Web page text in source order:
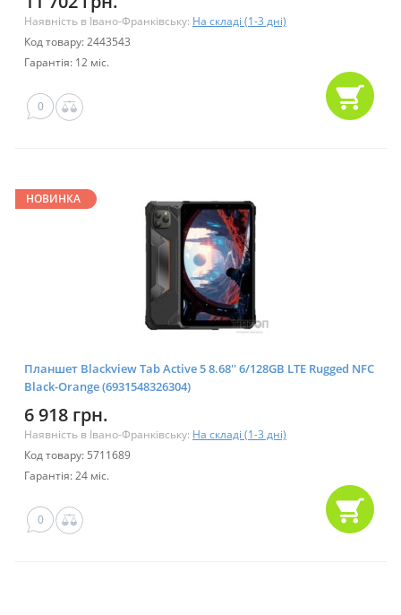
Наявність в Івано-Франківську: На складі (1-3 дні)
Код товару: 2443543
Гарантія: 12 міс.
0
НОВИНКА
Планшет Blackview Tab Active 5 8.68'' 6/128GB LTE Rugged NFC
Black-Orange (6931548326304)
6 918 грн.
Наявність в Івано-Франківську: На складі (1-3 дні)
Код товару: 5711689
Гарантія: 24 міс.
0